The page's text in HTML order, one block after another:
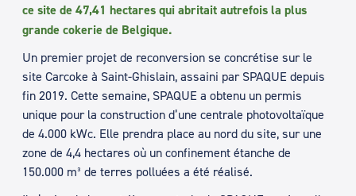
ce site de 47,41 hectares qui abritait autrefois la plus
grande cokerie de Belgique.
Un premier projet de reconversion se concrétise sur le
site Carcoke à Saint-Ghislain, assaini par SPAQUE depuis
fin 2019. Cette semaine, SPAQUE a obtenu un permis
unique pour la construction d’une centrale photovoltaïque
de 4.000 kWc. Elle prendra place au nord du site, sur une
zone de 4,4 hectares où un confinement étanche de
150.000 m³ de terres polluées a été réalisé.